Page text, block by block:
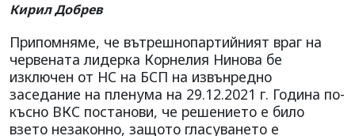
Кирил Добрев
Припомняме, че вътрешнопартийният враг на
червената лидерка Корнелия Нинова бе
изключен от НС на БСП на извънредно
заседание на пленума на 29.12.2021 г. Година по-
късно ВКС постанови, че решението е било
взето незаконно, защото гласуването е